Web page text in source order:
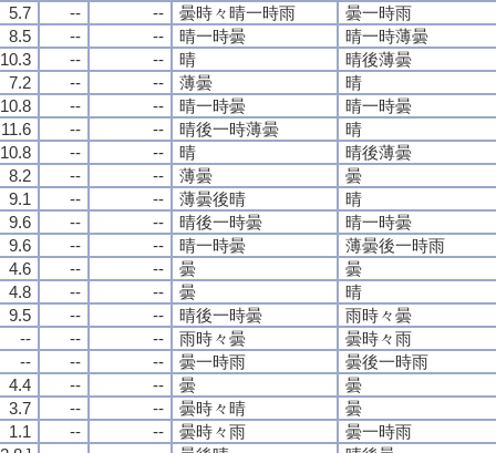
5.7 -- -- 曇時々晴一時雨
曇一時雨
8.5 -- -- 晴一時曇
晴一時薄曇
10.3 -- -- 晴
晴後薄曇
7.2 -- -- 薄曇
晴
10.8 -- -- 晴一時曇
晴一時曇
11.6 -- -- 晴後一時薄曇
晴
10.8 -- -- 晴
晴後薄曇
8.2 -- -- 薄曇
曇
9.1 -- -- 薄曇後晴
晴
9.6 -- -- 晴後一時曇
晴一時曇
9.6 -- -- 晴一時曇
薄曇後一時雨
4.6 -- -- 曇
曇
4.8 -- -- 曇
晴
9.5 -- -- 晴後一時曇
雨時々曇
-- -- -- 雨時々曇
曇時々雨
-- -- -- 曇一時雨
曇後一時雨
4.4 -- -- 曇
曇
3.7 -- -- 曇時々晴
曇
1.1 -- -- 曇時々雨
曇一時雨